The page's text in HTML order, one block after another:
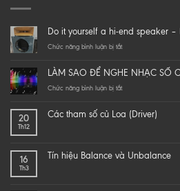
Do it yourself a hi-end speaker –
Chức năng bình luận bị tắtở
yourself
a
speaker
loa
LÀM SAO ĐỂ NGHE NHẠC SỐ
Chức năng bình luận bị tắtở
ĐỂ
CHẤT
20
Th12
Các tham số củ Loa (Driver)
16
Th3
Tín hiệu Balance và Unbalance